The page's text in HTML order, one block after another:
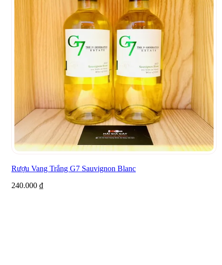
Rượu Vang Trắng G7 Sauvignon Blanc
240.000 ₫